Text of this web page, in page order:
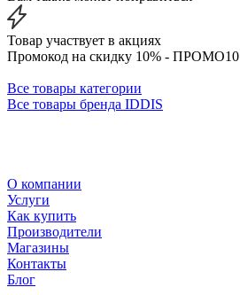
Товар участвует в акциях
Промокод на скидку 10% - ПРОМО10
Все товары категории
Все товары бренда IDDIS
О компании
Услуги
Как купить
Производители
Магазины
Контакты
Блог